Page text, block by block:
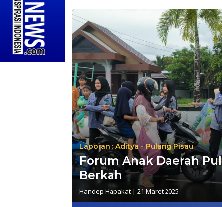
Laporan : Aditya - Pulang Pisau
Forum Anak Daerah
Berkah
Handep Hapakat | 21 Maret 2025